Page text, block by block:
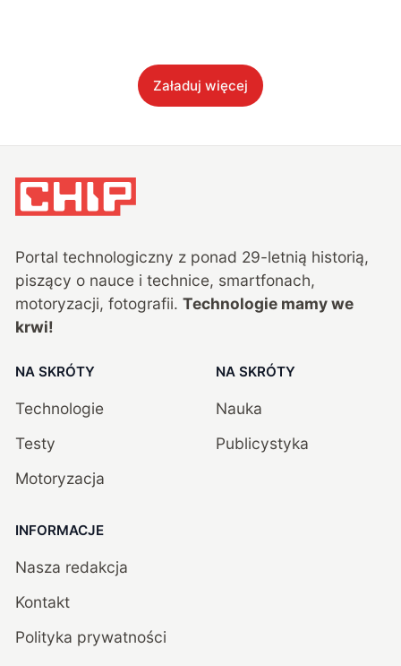
Załaduj więcej
Portal technologiczny z ponad 29-letnią historią,
piszący o nauce i technice, smartfonach,
motoryzacji, fotografii. Technologie mamy we
krwi!
NA SKRÓTY
Technologie
Testy
Motoryzacja
NA SKRÓTY
Nauka
Publicystyka
INFORMACJE
Nasza redakcja
Kontakt
Polityka prywatności